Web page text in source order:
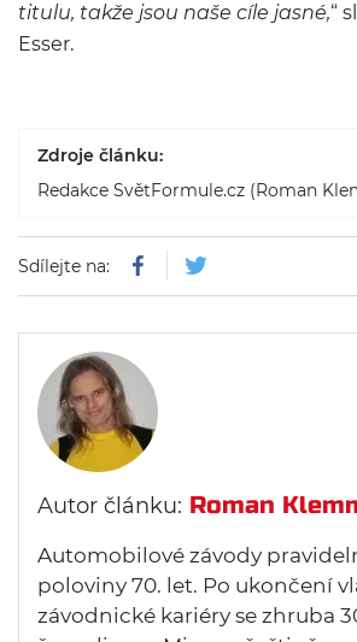
titulu, takže jsou naše cíle jasné,“
Esser.
Zdroje článku:
Redakce SvětFormule.cz (Roman
Sdílejte na:
Autor článku: Roman
Automobilové závody
poloviny 70. let. Po ukončení
závodnické kariéry se zhruba